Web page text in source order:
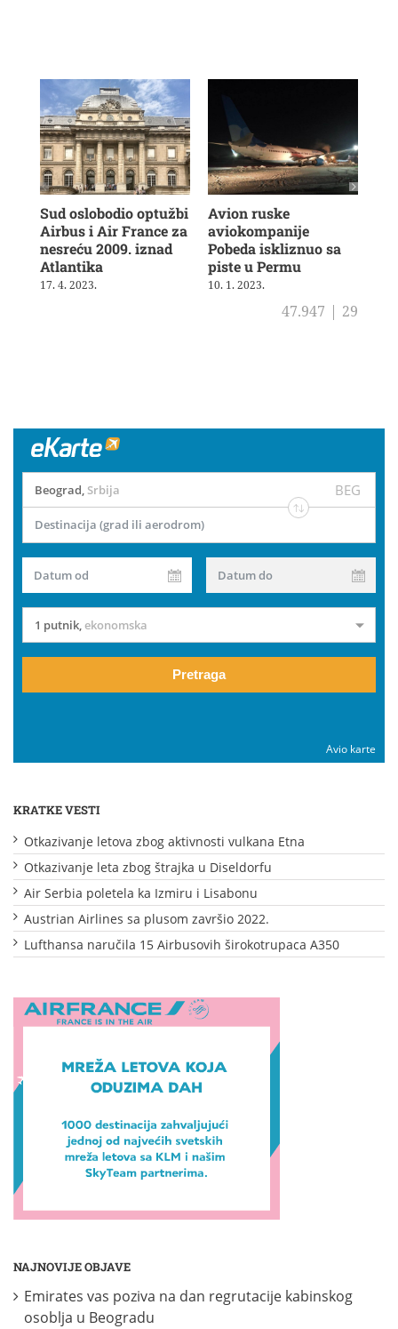
Sud oslobodio optužbi
Airbus i Air France za
nesreću 2009. iznad
Atlantika
17. 4. 2023.
Avion ruske
aviokompanije
Pobeda iskliznuo sa
piste u Permu
10. 1. 2023.
47.947 | 29
Beograd, Srbija BEG
Destinacija (grad ili aerodrom)
Datum od Datum do
1 putnik,ekonomska
Pretraga
Avio karte
KRATKE VESTI
Otkazivanje letova zbog aktivnosti vulkana Etna
Otkazivanje leta zbog štrajka u Diseldorfu
Air Serbia poletela ka Izmiru i Lisabonu
Austrian Airlines sa plusom završio 2022.
Lufthansa naručila 15 Airbusovih širokotrupaca A350
NAJNOVIJE OBJAVE
Emirates vas poziva na dan regrutacije kabinskog
osoblja u Beogradu